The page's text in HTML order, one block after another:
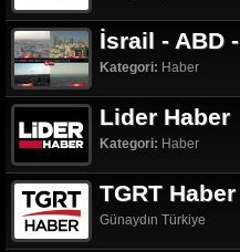
İsrail - ABD
Kategori: Haber
Lider Haber
Kategori: Haber
TGRT Haber
Günaydın Türkiye